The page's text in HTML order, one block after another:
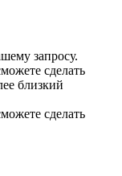
запросу.
сделать
близкий
сделать